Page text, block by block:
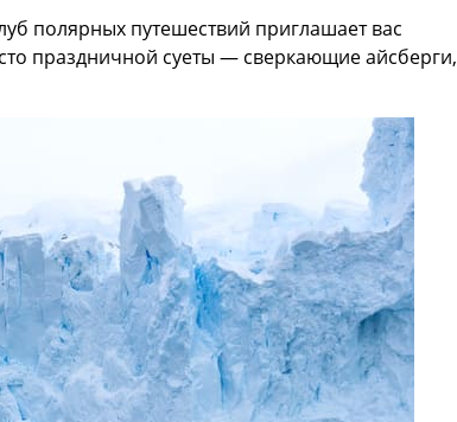
полярных путешествий приглашает вас
праздничной суеты — сверкающие айсберги,